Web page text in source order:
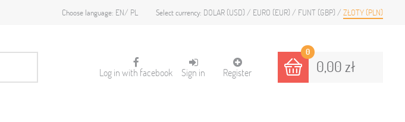
Select currency: DOLAR (USD) EURO (EUR) FUNT (GBP) ZŁOTY (PLN)
Choose language: EN PL
0
0,00 zł
Sign in Register
Log in with facebook